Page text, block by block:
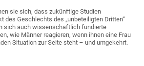
sie sich, dass zukünftige Studien
des Geschlechts des „unbeteiligten Dritten“
sich auch wissenschaftlich fundierte
wie Männer reagieren, wenn ihnen eine Frau
Situation zur Seite steht – und umgekehrt.